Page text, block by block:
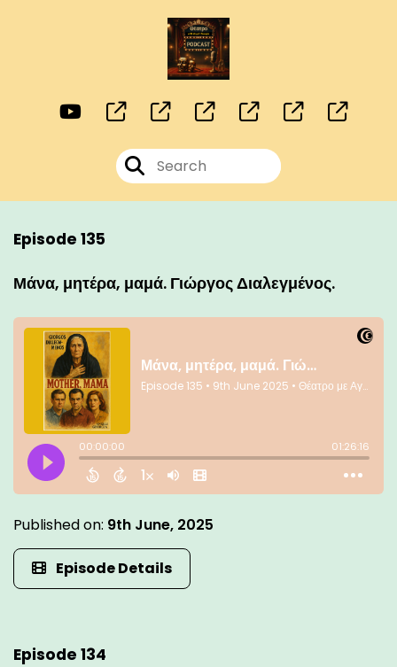
Episode 135
Μάνα, μητέρα, μαμά. Γιώργος Διαλεγμένος.
Published on: 9th June, 2025
Episode Details
Episode 134